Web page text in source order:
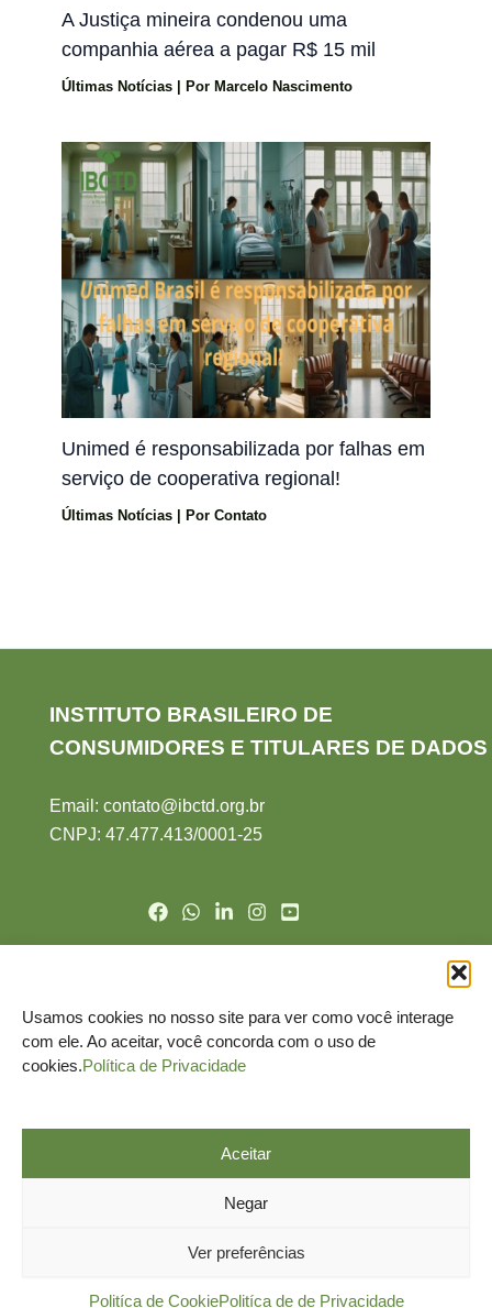
Usamos cookies no nosso site para ver como você interage
com ele. Ao aceitar, você concorda com o uso de
cookies.Política de Privacidade
Aceitar
Negar
Ver preferências
Politíca de CookiePolitíca de de Privacidade
A Justiça mineira condenou uma
companhia aérea a pagar R$ 15 mil
Últimas Notícias | Por Marcelo Nascimento
Unimed é responsabilizada por falhas em
serviço de cooperativa regional!
Últimas Notícias | PorContato
INSTITUTO BRASILEIRO DE
CONSUMIDORES E TITULARES DE DADOS
Email: contato@ibctd.org.br
CNPJ: 47.477.413/0001-25
Politíca de de Privacidade
Nomeação do DPO
Termo de Uso